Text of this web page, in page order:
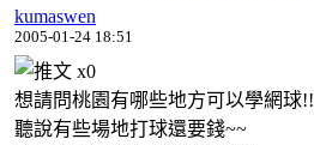
kumaswen
2005-01-24 18:51
x0
想請問桃園有哪些地方可以學網球!!
聽說有些場地打球還要錢~~